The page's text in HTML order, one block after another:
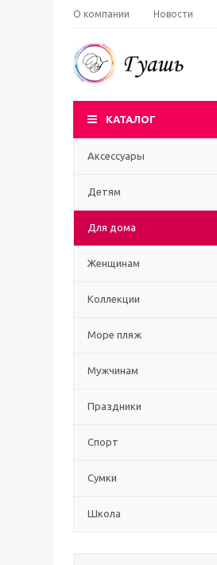
О компании Новости
КАТАЛОГ
Аксессуары
Детям
Для дома
Женщинам
Коллекции
Море пляж
Мужчинам
Праздники
Спорт
Сумки
Школа